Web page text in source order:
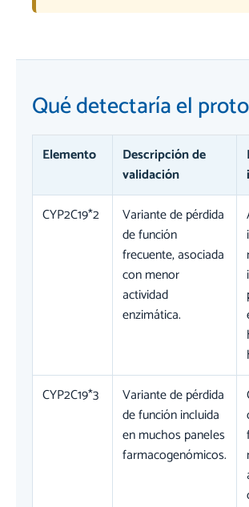
Qué detectaría el
Elemento
Descripción de
validación
CYP2C19*2
Variante de pérdida
de función
frecuente, asociada
con menor
actividad
enzimática.
CYP2C19*3
Variante de pérdida
de función incluida
en muchos paneles
farmacogenómicos.